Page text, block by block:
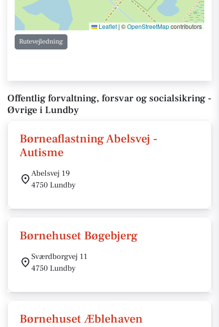
Leaflet | ©OpenStreetMapcontributors
Rutevejledning
Offentlig forvaltning, forsvar og socialsikring -
Øvrige i Lundby
Børneaflastning Abelsvej -
Autisme
Abelsvej 19
4750 Lundby
Børnehuset Bøgebjerg
Sværdborgvej 11
4750 Lundby
Børnehuset Æblehaven